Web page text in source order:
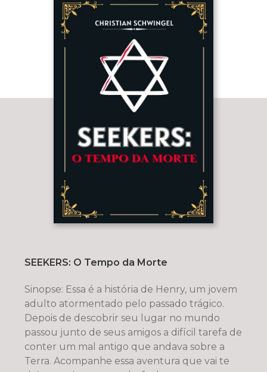
SEEKERS: O Tempo da Morte
Sinopse: Essa é a história de Henry, um jovem
adulto atormentado pelo passado trágico.
Depois de descobrir seu lugar no mundo
passou junto de seus amigos a difícil tarefa de
conter um mal antigo que andava sobre a
Terra. Acompanhe essa aventura que vai te